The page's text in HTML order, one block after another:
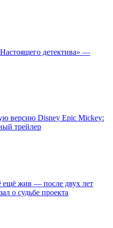
детектива» —
версию Disney Epic Mickey:
трейлер
ещё жив — после двух лет
о судьбе проекта